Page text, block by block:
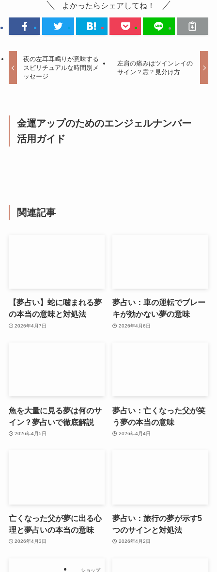
よかったらシェアしてね！
夜の左耳耳鳴りが意味する
スピリチュアルな時間別メ
ッセージ
左肩の痛みはツインレイの
サイン？霊？見分け方
金運アップのためのエンジェルナンバー
活用ガイド
関連記事
【夢占い】蛇に噛まれる夢
の本当の意味と対処法
2026年4月7日
夢占い：車の運転でブレー
キが効かない夢の意味
2026年4月6日
魚を大量に見る夢は何のサ
イン？夢占いで徹底解説
2026年4月5日
夢占い：亡くなった父が笑
う夢の本当の意味
2026年4月4日
亡くなった父が夢に出る心
理と夢占いの本当の意味
2026年4月3日
夢占い：旅行の夢が示す5
つのサインと対処法
2026年4月2日
ショップ